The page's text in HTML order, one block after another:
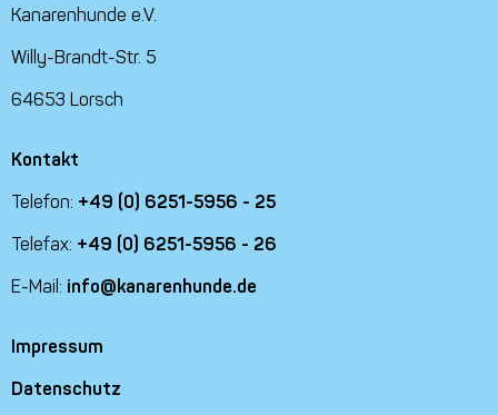
Kanarenhunde e.V.
Willy-Brandt-Str. 5
64653 Lorsch
Kontakt
Telefon: +49 (0) 6251-5956 - 25
Telefax: +49 (0) 6251-5956 - 26
E-Mail: info@kanarenhunde.de
Impressum
Datenschutz